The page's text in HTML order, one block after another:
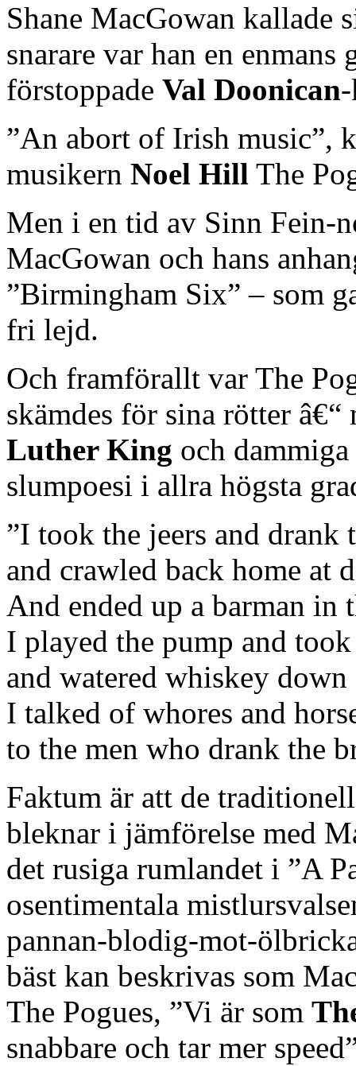
Shane MacGowan kallade
snarare var han en
förstoppade Val Doonican
”An abort of Irish music”,
musikern Noel Hill The
Men i en tid av Sinn Fein-
MacGowan och hans
”Birmingham Six” – som
fri lejd.
Och framförallt var The
skämdes för sina rötter â€“
Luther King och
slumpoesi i allra högsta
”I took the jeers and drank
and crawled back home at
And ended up a barman in
I played the pump and
and watered whiskey down
I talked of whores and
to the men who drank the
Faktum är att de
bleknar i jämförelse med
det rusiga rumlandet i ”A
osentimentala
pannan-blodig-mot-
bäst kan beskrivas som
The Pogues, ”Vi är som
snabbare och tar mer